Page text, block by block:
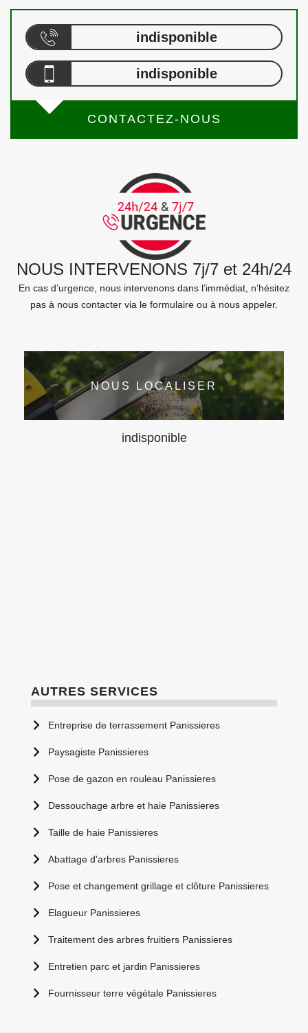
indisponible
indisponible
CONTACTEZ-NOUS
NOUS INTERVENONS 7j/7 et 24h/24
En cas d’urgence, nous intervenons dans l’immédiat, n’hésitez
pas à nous contacter via le formulaire ou à nous appeler.
NOUS LOCALISER
indisponible
AUTRES SERVICES
Entreprise de terrassement Panissieres
Paysagiste Panissieres
Pose de gazon en rouleau Panissieres
Dessouchage arbre et haie Panissieres
Taille de haie Panissieres
Abattage d'arbres Panissieres
Pose et changement grillage et clôture Panissieres
Elagueur Panissieres
Traitement des arbres fruitiers Panissieres
Entretien parc et jardin Panissieres
Fournisseur terre végétale Panissieres